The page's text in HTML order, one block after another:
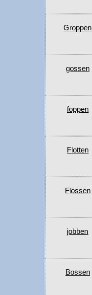
Groppen
gossen
foppen
Flotten
Flossen
jobben
Bossen